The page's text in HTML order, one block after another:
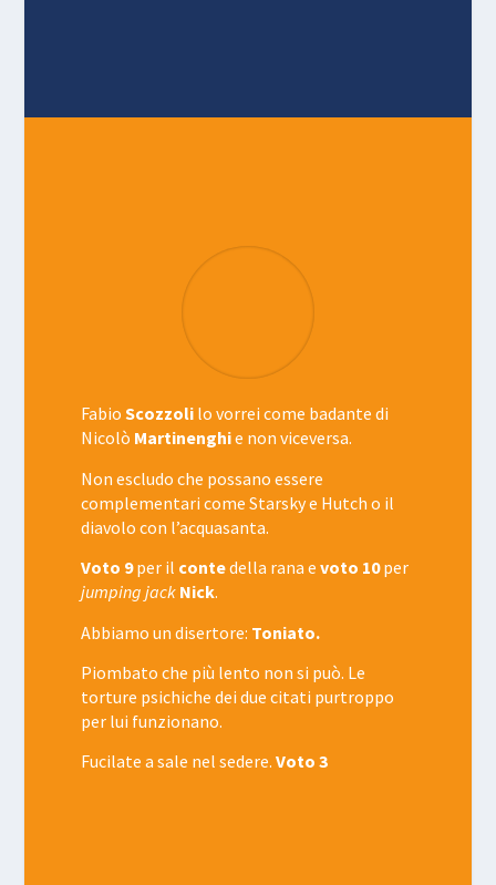
Fabio Scozzolilo vorrei come badante di
Nicolò Martinenghie non viceversa.
Non escludo che possano essere
complementari come Starsky e Hutch o il
diavolo con l’acquasanta.
Voto 9per il contedella rana e voto 10per
jumping jack Nick.
Abbiamo un disertore: Toniato.
Piombato che più lento non si può. Le
torture psichiche dei due citati purtroppo
per lui funzionano.
Fucilate a sale nel sedere. Voto 3